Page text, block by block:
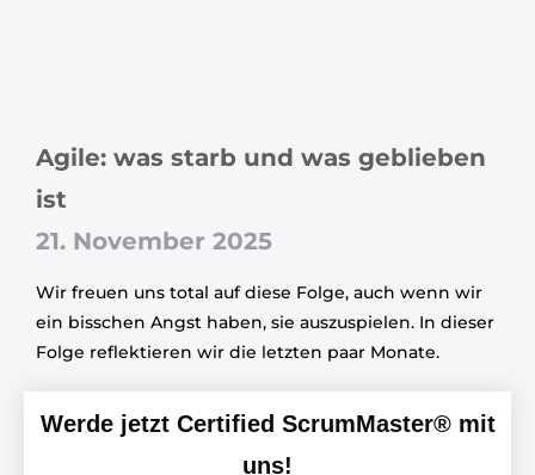
Agile: was starb und was geblieben
ist
21. November 2025
Wir freuen uns total auf diese Folge, auch wenn wir
ein bisschen Angst haben, sie auszuspielen. In dieser
Folge reflektieren wir die letzten paar Monate.
Werde jetzt Certified ScrumMaster® mit
uns!